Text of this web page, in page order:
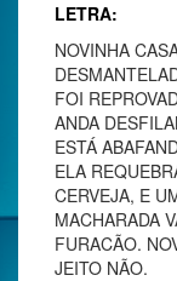
LETRA:
NOVINHA
FOI
ANDA
ESTÁ
ELA
CERVEJA, E
MACHARADA
FURACÃO.
JEITO NÃO.